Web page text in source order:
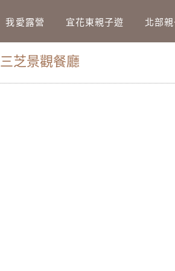
我愛露營 宜花東親子遊 北部
三芝景觀餐廳